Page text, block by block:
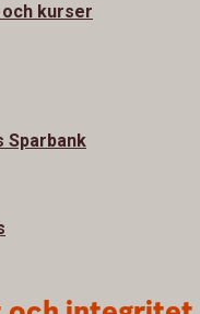
kurser
Sparbank